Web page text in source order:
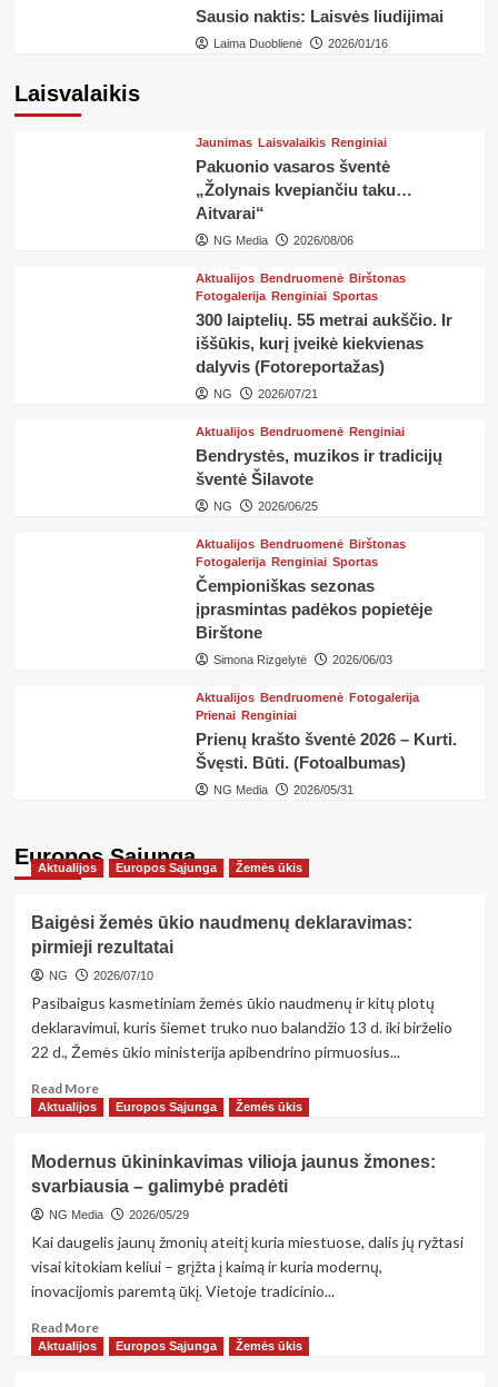
Sausio naktis: Laisvės liudijimai
Laima Duoblienė 2026/01/16
Laisvalaikis
Jaunimas Laisvalaikis Renginiai
Pakuonio vasaros šventė
„Žolynais kvepiančiu taku…
Aitvarai“
NG Media 2026/08/06
Aktualijos Bendruomenė Birštonas
Fotogalerija Renginiai Sportas
300 laiptelių. 55 metrai aukščio. Ir
iššūkis, kurį įveikė kiekvienas
dalyvis (Fotoreportažas)
NG 2026/07/21
Aktualijos Bendruomenė Renginiai
Bendrystės, muzikos ir tradicijų
šventė Šilavote
NG 2026/06/25
Aktualijos Bendruomenė Birštonas
Fotogalerija Renginiai Sportas
Čempioniškas sezonas
įprasmintas padėkos popietėje
Birštone
Simona Rizgelytė 2026/06/03
Aktualijos Bendruomenė Fotogalerija
Prienai Renginiai
Prienų krašto šventė 2026 – Kurti.
Švęsti. Būti. (Fotoalbumas)
NG Media 2026/05/31
Europos Sąjunga
Aktualijos Europos Sąjunga Žemės ūkis
Baigėsi žemės ūkio naudmenų deklaravimas:
pirmieji rezultatai
NG 2026/07/10
Pasibaigus kasmetiniam žemės ūkio naudmenų ir kitų plotų
deklaravimui, kuris šiemet truko nuo balandžio 13 d. iki birželio
22 d., Žemės ūkio ministerija apibendrino pirmuosius...
Read MoreRead
more
žemės
ūkio
naudmenų
deklaravimas:
pirmieji
rezultatai
Aktualijos Europos Sąjunga Žemės ūkis
Modernus ūkininkavimas vilioja jaunus žmones:
svarbiausia – galimybė pradėti
NG Media 2026/05/29
Kai daugelis jaunų žmonių ateitį kuria miestuose, dalis jų ryžtasi
visai kitokiam keliui – grįžta į kaimą ir kuria modernų,
inovacijomis paremtą ūkį. Vietoje tradicinio...
Read MoreRead
more
Aktualijos Europos Sąjunga Žemės ūkis